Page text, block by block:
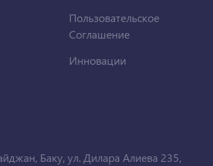
Пользовательское
Соглашение
Инновации
Баку, ул. Дилара Алиева 235,